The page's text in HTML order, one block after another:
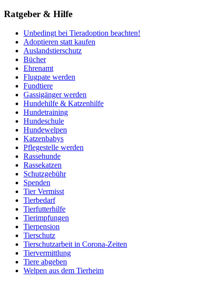
Ratgeber & Hilfe
Unbedingt bei Tieradoption beachten!
Adoptieren statt kaufen
Auslandstierschutz
Bücher
Ehrenamt
Flugpate werden
Fundtiere
Gassigänger werden
Hundehilfe & Katzenhilfe
Hundetraining
Hundeschule
Hundewelpen
Katzenbabys
Pflegestelle werden
Rassehunde
Rassekatzen
Schutzgebühr
Spenden
Tier Vermisst
Tierbedarf
Tierfutterhilfe
Tierimpfungen
Tierpension
Tierschutz
Tierschutzarbeit in Corona-Zeiten
Tiervermittlung
Tiere abgeben
Welpen aus dem Tierheim